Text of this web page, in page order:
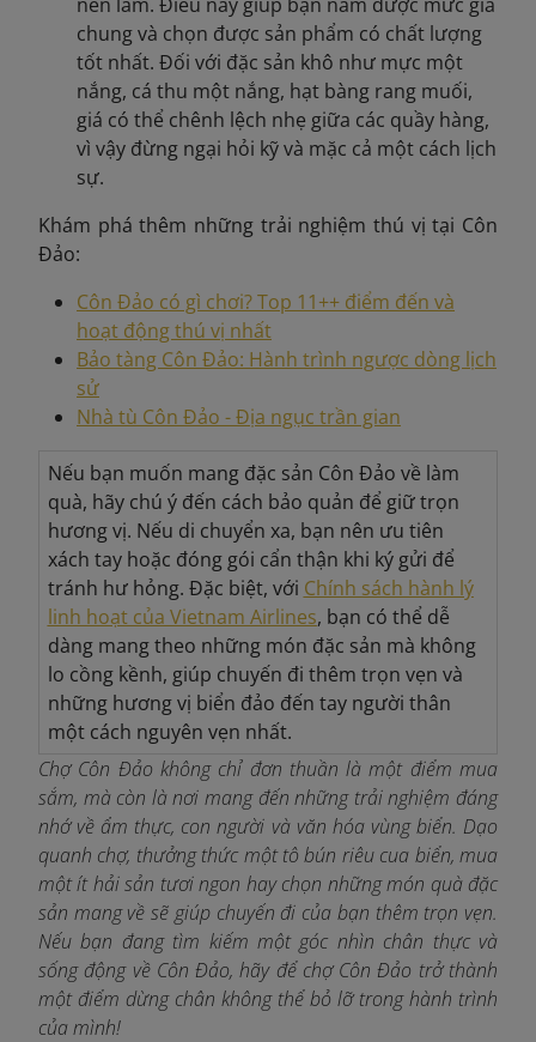
chung và chọn được sản phẩm có chất lượng
tốt nhất. Đối với đặc sản khô như mực một
nắng, cá thu một nắng, hạt bàng rang muối,
giá có thể chênh lệch nhẹ giữa các quầy hàng,
vì vậy đừng ngại hỏi kỹ và mặc cả một cách lịch
sự.
Khám phá thêm những trải nghiệm thú vị tại Côn
Đảo:
Côn Đảo có gì chơi? Top 11++ điểm đến và
hoạt động thú vị nhất
Bảo tàng Côn Đảo: Hành trình ngược dòng lịch
sử
Nhà tù Côn Đảo - Địa ngục trần gian
Nếu bạn muốn mang đặc sản Côn Đảo về làm
quà, hãy chú ý đến cách bảo quản để giữ trọn
hương vị. Nếu di chuyển xa, bạn nên ưu tiên
xách tay hoặc đóng gói cẩn thận khi ký gửi để
tránh hư hỏng. Đặc biệt, với Chính sách hành lý
linh hoạt của Vietnam Airlines, bạn có thể dễ
dàng mang theo những món đặc sản mà không
lo cồng kềnh, giúp chuyến đi thêm trọn vẹn và
những hương vị biển đảo đến tay người thân
một cách nguyên vẹn nhất.
Chợ Côn Đảo không chỉ đơn thuần là một điểm mua
sắm, mà còn là nơi mang đến những trải nghiệm đáng
nhớ về ẩm thực, con người và văn hóa vùng biển. Dạo
quanh chợ, thưởng thức một tô bún riêu cua biển, mua
một ít hải sản tươi ngon hay chọn những món quà đặc
sản mang về sẽ giúp chuyến đi của bạn thêm trọn vẹn.
Nếu bạn đang tìm kiếm một góc nhìn chân thực và
sống động về Côn Đảo, hãy để chợ Côn Đảo trở thành
một điểm dừng chân không thể bỏ lỡ trong hành trình
của mình!